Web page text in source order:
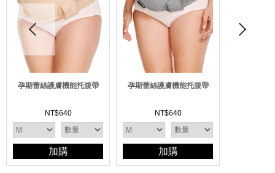
孕期蕾絲護膚機能托腹帶
NT$640
加購
孕期蕾絲護膚機能托腹帶
NT$640
加購